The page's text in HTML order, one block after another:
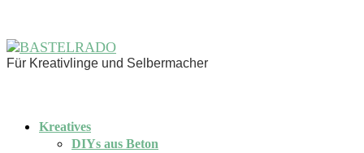
Für Kreativlinge und Selbermacher
Kreatives
DIYs aus Beton